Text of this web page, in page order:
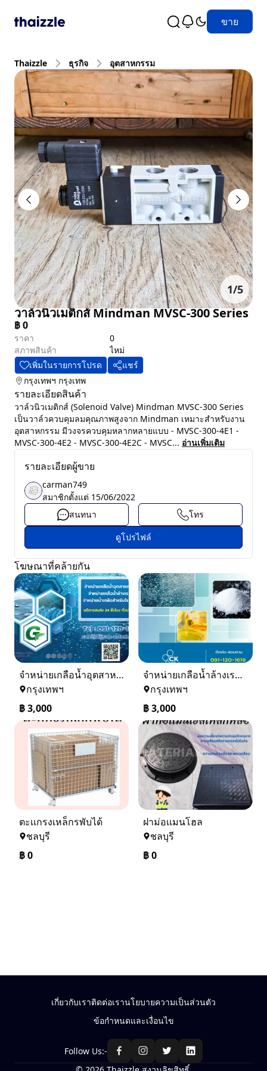
ขาย
Thaizzle ธุรกิจ อุตสาหกรรม
1/5
วาล์วนิวเมติกส์ Mindman MVSC-300 Series
฿0
ราคา
0
สภาพสินค้า
ไหม่
เพิ่มในรายการโปรด
แชร์
กรุงเทพฯ กรุงเทพ
รายละเอียดสินค้า
วาล์วนิวเมติกส์ (Solenoid Valve) Mindman MVSC-300 Series
เป็นวาล์วควบคุมลมคุณภาพสูงจาก Mindman เหมาะสำหรับงาน
อุตสาหกรรม มีวงจรควบคุมหลากหลายแบบ - MVSC-300-4E1 -
MVSC-300-4E2 - MVSC-300-4E2C - MVSC... อ่านเพิ่มเติม
รายละเอียดผู้ขาย
carman749
สมาชิกตั้งแต่ 15/06/2022
สนทนา
โทร
ดูโปรไฟล์
โฆษณาที่คล้ายกัน
จำหน่ายเกลือน้ำอุตสาหกรรม เกลือน้ำล้างเรซิ่น
กรุงเทพฯ
฿3,000
จำหน่ายเกลือน้ำล้างเรซิ่น จำหน่ายเกลือน้ำอุตสาหกรรม
กรุงเทพฯ
฿3,000
ตะเเกรงเหล็กรพับได้
ชลบุรี
฿0
ฝาม่อเเมนโฮล
ชลบุรี
฿0
เกี่ยวกับเราติดต่อเรานโยบายความเป็นส่วนตัว
ข้อกำหนดและเงื่อนไข
Follow Us:-